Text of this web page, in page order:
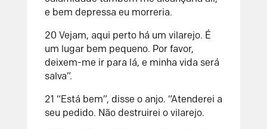
e bem depressa eu morreria.
20 Vejam, aqui perto há um vilarejo. É
um lugar bem pequeno. Por favor,
deixem-me ir para lá, e minha vida será
salva”.
21 “Está bem”, disse o anjo. “Atenderei a
seu pedido. Não destruirei o vilarejo.